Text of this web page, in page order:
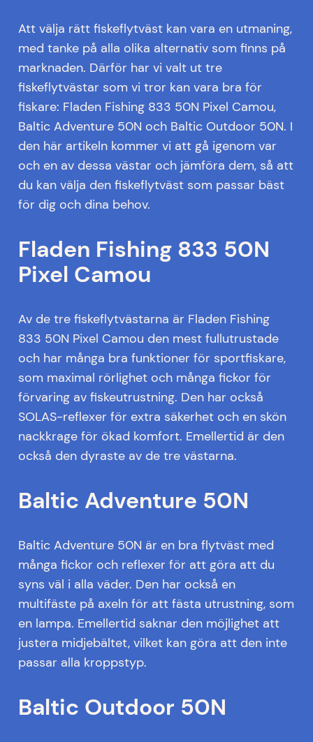
Att välja rätt fiskeflytväst kan vara en utmaning,
med tanke på alla olika alternativ som finns på
marknaden. Därför har vi valt ut tre
fiskeflytvästar som vi tror kan vara bra för
fiskare: Fladen Fishing 833 50N Pixel Camou,
Baltic Adventure 50N och Baltic Outdoor 50N. I
den här artikeln kommer vi att gå igenom var
och en av dessa västar och jämföra dem, så att
du kan välja den fiskeflytväst som passar bäst
för dig och dina behov.
Fladen Fishing 833 50N
Pixel Camou
Av de tre fiskeflytvästarna är Fladen Fishing
833 50N Pixel Camou den mest fullutrustade
och har många bra funktioner för sportfiskare,
som maximal rörlighet och många fickor för
förvaring av fiskeutrustning. Den har också
SOLAS-reflexer för extra säkerhet och en skön
nackkrage för ökad komfort. Emellertid är den
också den dyraste av de tre västarna.
Baltic Adventure 50N
Baltic Adventure 50N är en bra flytväst med
många fickor och reflexer för att göra att du
syns väl i alla väder. Den har också en
multifäste på axeln för att fästa utrustning, som
en lampa. Emellertid saknar den möjlighet att
justera midjebältet, vilket kan göra att den inte
passar alla kroppstyp.
Baltic Outdoor 50N